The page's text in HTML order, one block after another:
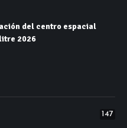
del centro espacial
2026
147